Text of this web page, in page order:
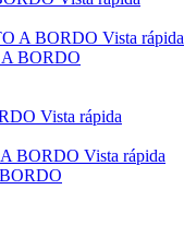
Vista rápida
BORDO
Vista rápida
Vista rápida